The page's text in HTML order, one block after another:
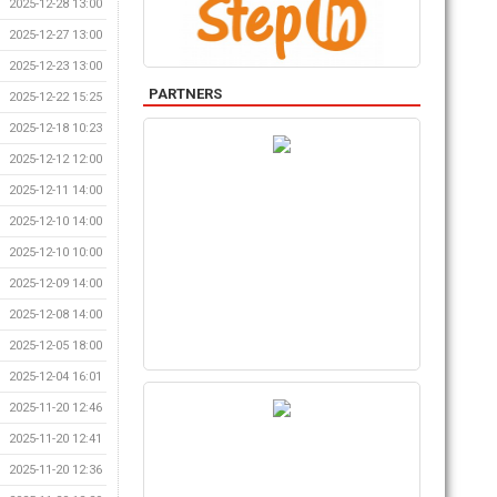
2025-12-28 13:00
2025-12-27 13:00
2025-12-23 13:00
2025-12-22 15:25
2025-12-18 10:23
2025-12-12 12:00
2025-12-11 14:00
2025-12-10 14:00
2025-12-10 10:00
2025-12-09 14:00
2025-12-08 14:00
2025-12-05 18:00
2025-12-04 16:01
2025-11-20 12:46
2025-11-20 12:41
2025-11-20 12:36
PARTNERS